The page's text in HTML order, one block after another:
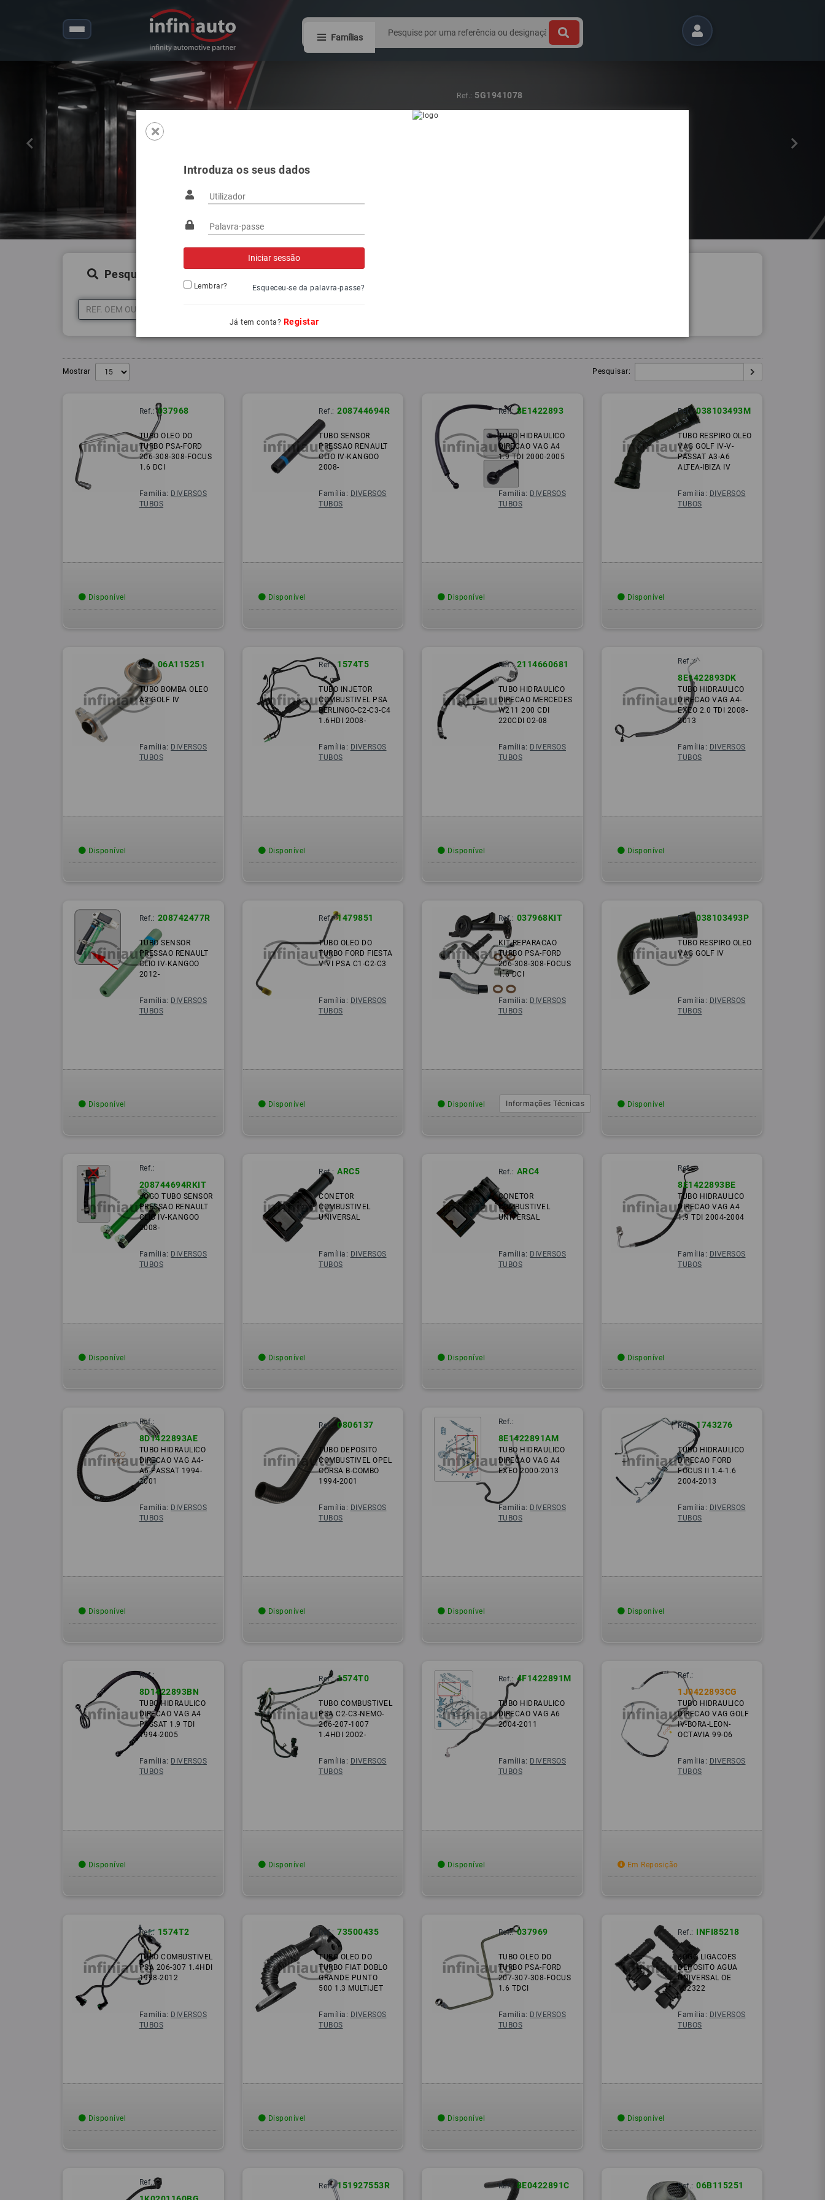
Introduza os seus dados
Lembrar? Esqueceu-se da palavra-passe?
Já tem conta? Registar
Famílias
Ref.: 8W0941044
Pesquisa de produtos
Mostrar Pesquisar:
Ref.: 037968
TUBO OLEO DO
TURBO PSA-FORD
206-308-308-FOCUS
1.6 DCI
Família: DIVERSOS
TUBOS
Disponível
Ref.: 208744694R
TUBO SENSOR
PRESSAO RENAULT
CLIO IV-KANGOO
2008-
Família: DIVERSOS
TUBOS
Disponível
Ref.: 8E1422893
TUBO HIDRAULICO
DIRECAO VAG A4
1.9 TDI 2000-2005
Família: DIVERSOS
TUBOS
Disponível
Ref.: 038103493M
TUBO RESPIRO OLEO
VAG GOLF IV-V-
PASSAT A3-A6
ALTEA-IBIZA IV
Família: DIVERSOS
TUBOS
Disponível
Ref.: 06A115251
TUBO BOMBA OLEO
A3-GOLF IV
Família: DIVERSOS
TUBOS
Disponível
Ref.: 1574T5
TUBO INJETOR
COMBUSTIVEL PSA
BERLINGO-C2-C3-C4
1.6HDI 2008-
Família: DIVERSOS
TUBOS
Disponível
Ref.: 2114660681
TUBO HIDRAULICO
DIRECAO MERCEDES
W211 200 CDI
220CDI 02-08
Família: DIVERSOS
TUBOS
Disponível
Ref.:
8E1422893DK
TUBO HIDRAULICO
DIRECAO VAG A4-
EXEO 2.0 TDI 2008-
2013
Família: DIVERSOS
TUBOS
Disponível
Ref.: 208742477R
TUBO SENSOR
PRESSAO RENAULT
CLIO IV-KANGOO
2012-
Família: DIVERSOS
TUBOS
Disponível
Ref.: 1479851
TUBO OLEO DO
TURBO FORD FIESTA
V-VI PSA C1-C2-C3
Família: DIVERSOS
TUBOS
Disponível
Ref.: 037968KIT
KIT REPARACAO
TURBO PSA-FORD
206-308-308-FOCUS
1.6 DCI
Família: DIVERSOS
TUBOS
Disponível Informações Técnicas
Ref.: 038103493P
TUBO RESPIRO OLEO
VAG GOLF IV
Família: DIVERSOS
TUBOS
Disponível
Ref.:
208744694RKIT
JOGO TUBO SENSOR
PRESSAO RENAULT
CLIO IV-KANGOO
2008-
Família: DIVERSOS
TUBOS
Disponível
Ref.: ARC5
CONETOR
COMBUSTIVEL
UNIVERSAL
Família: DIVERSOS
TUBOS
Disponível
Ref.: ARC4
CONETOR
COMBUSTIVEL
UNIVERSAL
Família: DIVERSOS
TUBOS
Disponível
Ref.:
8E1422893BE
TUBO HIDRAULICO
DIRECAO VAG A4
1.9 TDI 2004-2004
Família: DIVERSOS
TUBOS
Disponível
Ref.:
8D1422893AE
TUBO HIDRAULICO
DIRECAO VAG A4-
A6-PASSAT 1994-
2001
Família: DIVERSOS
TUBOS
Disponível
Ref.: 0806137
TUBO DEPOSITO
COMBUSTIVEL OPEL
CORSA B-COMBO
1994-2001
Família: DIVERSOS
TUBOS
Disponível
Ref.:
8E1422891AM
TUBO HIDRAULICO
DIRECAO VAG A4
EXEO 2000-2013
Família: DIVERSOS
TUBOS
Disponível
Ref.: 1743276
TUBO HIDRAULICO
DIRECAO FORD
FOCUS II 1.4-1.6
2004-2013
Família: DIVERSOS
TUBOS
Disponível
Ref.:
8D1422893BN
TUBO HIDRAULICO
DIRECAO VAG A4
PASSAT 1.9 TDI
1994-2005
Família: DIVERSOS
TUBOS
Disponível
Ref.: 1574T0
TUBO COMBUSTIVEL
PSA C2-C3-NEMO-
206-207-1007
1.4HDI 2002-
Família: DIVERSOS
TUBOS
Disponível
Ref.: 4F1422891M
TUBO HIDRAULICO
DIRECAO VAG A6
2004-2011
Família: DIVERSOS
TUBOS
Disponível
Ref.:
1J0422893CG
TUBO HIDRAULICO
DIRECAO VAG GOLF
IV-BORA-LEON-
OCTAVIA 99-06
Família: DIVERSOS
TUBOS
Em Reposição
Ref.: 1574T2
TUBO COMBUSTIVEL
PSA 206-307 1.4HDI
1998-2012
Família: DIVERSOS
TUBOS
Disponível
Ref.: 73500435
TUBO OLEO DO
TURBO FIAT DOBLO
GRANDE PUNTO
500 1.3 MULTIJET
Família: DIVERSOS
TUBOS
Disponível
Ref.: 037969
TUBO OLEO DO
TURBO PSA-FORD
207-307-308-FOCUS
1.6 TDCI
Família: DIVERSOS
TUBOS
Disponível
Ref.: INFI85218
JOGO LIGACOES
DEPOSITO AGUA
UNIVERSAL OE
132322
Família: DIVERSOS
TUBOS
Disponível
Ref.: Ref.: 151927553R Ref.: 8E0422891C Ref.: 06B115251